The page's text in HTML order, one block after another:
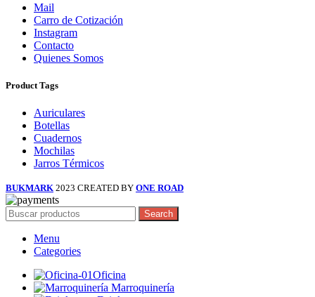
Mail
Carro de Cotización
Instagram
Contacto
Quienes Somos
Product Tags
Auriculares
Botellas
Cuadernos
Mochilas
Jarros Térmicos
BUKMARK 2023 CREATED BY ONE ROAD
Search
Menu
Categories
Oficina
Marroquinería